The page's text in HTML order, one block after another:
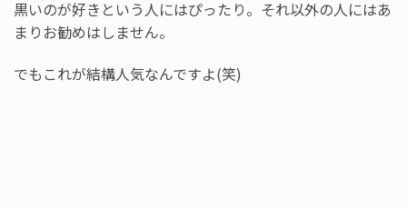
黒いのが好きという人にはぴったり。それ以外の人にはあ
まりお勧めはしません。
でもこれが結構人気なんですよ(笑)